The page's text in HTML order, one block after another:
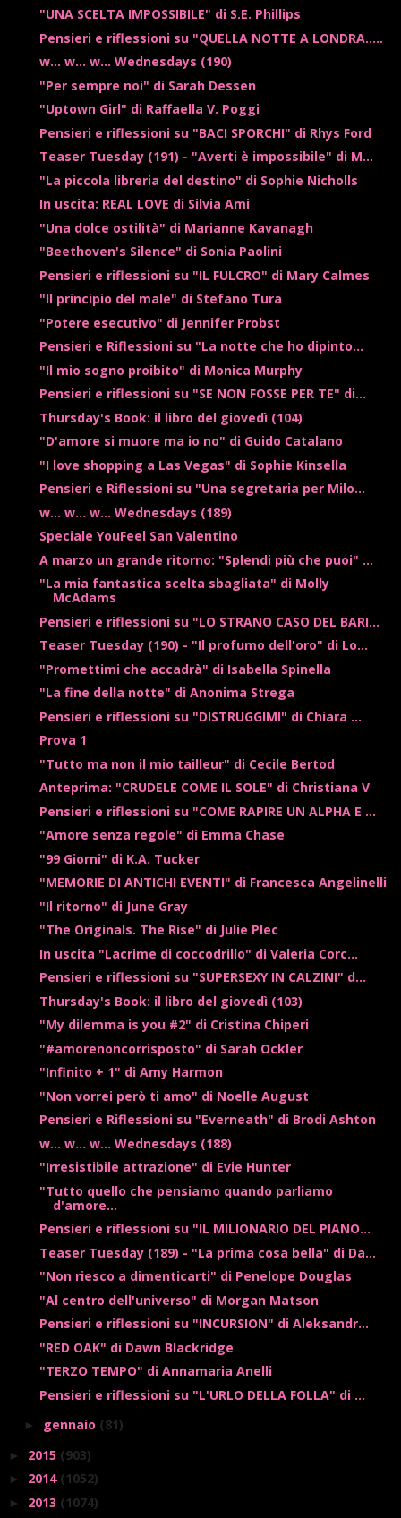
"UNA SCELTA IMPOSSIBILE" di S.E. Phillips
Pensieri e riflessioni su "QUELLA NOTTE A LONDRA.....
w... w... w... Wednesdays (190)
"Per sempre noi" di Sarah Dessen
"Uptown Girl" di Raffaella V. Poggi
Pensieri e riflessioni su "BACI SPORCHI" di Rhys Ford
Teaser Tuesday (191) - "Averti è impossibile" di M...
"La piccola libreria del destino" di Sophie Nicholls
In uscita: REAL LOVE di Silvia Ami
"Una dolce ostilità" di Marianne Kavanagh
"Beethoven's Silence" di Sonia Paolini
Pensieri e riflessioni su "IL FULCRO" di Mary Calmes
"Il principio del male" di Stefano Tura
"Potere esecutivo" di Jennifer Probst
Pensieri e Riflessioni su "La notte che ho dipinto...
"Il mio sogno proibito" di Monica Murphy
Pensieri e riflessioni su "SE NON FOSSE PER TE" di...
Thursday's Book: il libro del giovedì (104)
"D'amore si muore ma io no" di Guido Catalano
"I love shopping a Las Vegas" di Sophie Kinsella
Pensieri e Riflessioni su "Una segretaria per Milo...
w... w... w... Wednesdays (189)
Speciale YouFeel San Valentino
A marzo un grande ritorno: "Splendi più che puoi" ...
"La mia fantastica scelta sbagliata" di Molly
McAdams
Pensieri e riflessioni su "LO STRANO CASO DEL BARI...
Teaser Tuesday (190) - "Il profumo dell'oro" di Lo...
"Promettimi che accadrà" di Isabella Spinella
"La fine della notte" di Anonima Strega
Pensieri e riflessioni su "DISTRUGGIMI" di Chiara ...
Prova 1
"Tutto ma non il mio tailleur" di Cecile Bertod
Anteprima: "CRUDELE COME IL SOLE" di Christiana V
Pensieri e riflessioni su "COME RAPIRE UN ALPHA E ...
"Amore senza regole" di Emma Chase
"99 Giorni" di K.A. Tucker
"MEMORIE DI ANTICHI EVENTI" di Francesca Angelinelli
"Il ritorno" di June Gray
"The Originals. The Rise" di Julie Plec
In uscita "Lacrime di coccodrillo" di Valeria Corc...
Pensieri e riflessioni su "SUPERSEXY IN CALZINI" d...
Thursday's Book: il libro del giovedì (103)
"My dilemma is you #2" di Cristina Chiperi
"#amorenoncorrisposto" di Sarah Ockler
"Infinito + 1" di Amy Harmon
"Non vorrei però ti amo" di Noelle August
Pensieri e Riflessioni su "Everneath" di Brodi Ashton
w... w... w... Wednesdays (188)
"Irresistibile attrazione" di Evie Hunter
"Tutto quello che pensiamo quando parliamo
d'amore...
Pensieri e riflessioni su "IL MILIONARIO DEL PIANO...
Teaser Tuesday (189) - "La prima cosa bella" di Da...
"Non riesco a dimenticarti" di Penelope Douglas
"Al centro dell'universo" di Morgan Matson
Pensieri e riflessioni su "INCURSION" di Aleksandr...
"RED OAK" di Dawn Blackridge
"TERZO TEMPO" di Annamaria Anelli
Pensieri e riflessioni su "L'URLO DELLA FOLLA" di ...
► gennaio (81)
► 2015 (903)
► 2014 (1052)
► 2013 (1074)